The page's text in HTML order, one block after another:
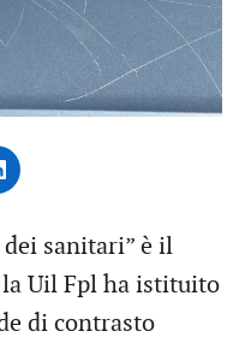
sanitari” è il
Uil Fpl ha istituito
di contrasto